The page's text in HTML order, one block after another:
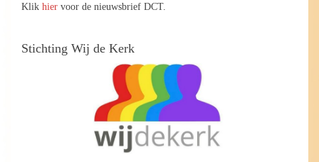
Klik hier voor de nieuwsbrief DCT.
Stichting Wij de Kerk